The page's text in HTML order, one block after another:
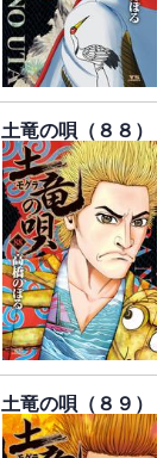
土竜の唄（８８）
土竜の唄（８９）